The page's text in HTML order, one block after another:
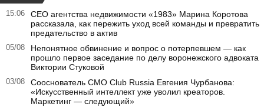
15:06
CEO агентства недвижимости «1983» Марина Коротова
рассказала, как пережить уход всей команды и превратить
предательство в актив
05/08
Непонятное обвинение и вопрос о потерпевшем — как
прошло первое заседание по делу воронежского адвоката
Виктории Стуковой
03/08
Сооснователь CMO Club Russia Евгения Чурбанова:
«Искусственный интеллект уже уволил креаторов.
Маркетинг — следующий»